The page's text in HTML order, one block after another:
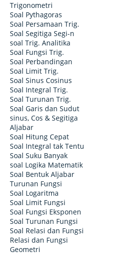
Trigonometri
Soal Pythagoras
Soal Persamaan Trig.
Soal Segitiga Segi-n
soal Trig. Analitika
Soal Fungsi Trig.
Soal Perbandingan
Soal Limit Trig.
Soal Sinus Cosinus
Soal Integral Trig.
Soal Turunan Trig.
Soal Garis dan Sudut
sinus, Cos & Segitiga
Aljabar
Soal Hitung Cepat
Soal Integral tak Tentu
Soal Suku Banyak
soal Logika Matematik
Soal Bentuk Aljabar
Turunan Fungsi
Soal Logaritma
Soal Limit Fungsi
Soal Fungsi Eksponen
Soal Turunan Fungsi
Soal Relasi dan Fungsi
Relasi dan Fungsi
Geometri